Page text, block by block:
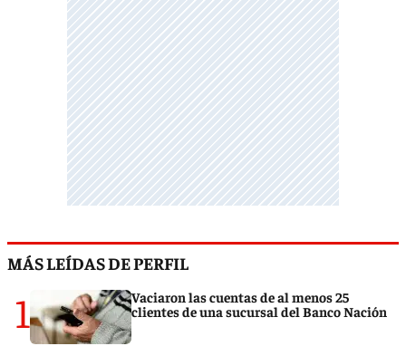
MÁS LEÍDAS DE PERFIL
1
Vaciaron las cuentas de al menos 25
clientes de una sucursal del Banco Nación